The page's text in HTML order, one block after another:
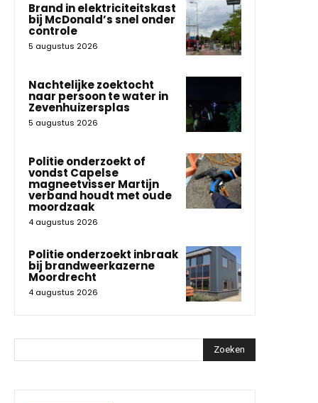
Brand in elektriciteitskast
bij McDonald’s snel onder
controle
5 augustus 2026
Nachtelijke zoektocht
naar persoon te water in
Zevenhuizersplas
5 augustus 2026
Politie onderzoekt of
vondst Capelse
magneetvisser Martijn
verband houdt met oude
moordzaak
4 augustus 2026
Politie onderzoekt inbraak
bij brandweerkazerne
Moordrecht
4 augustus 2026
Zoeken